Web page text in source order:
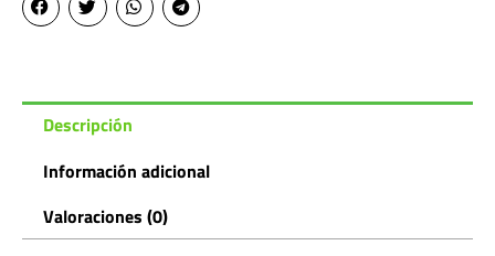
Descripción
Información adicional
Valoraciones (0)